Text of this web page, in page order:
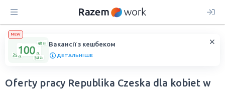
NEW
Вакансії з кешбеком
ДЕТАЛЬНІШЕ
Oferty pracy Republika Czeska dla kobiet w